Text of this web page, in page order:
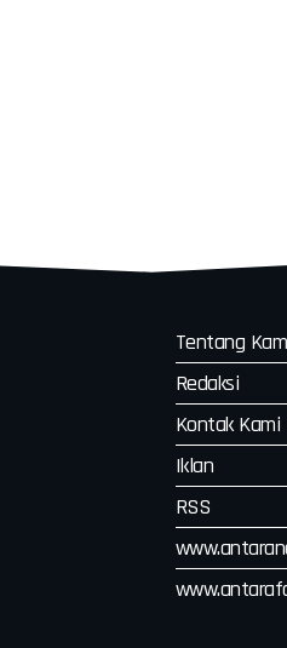
Tentang
Redaksi
Kontak Kami
Iklan
RSS